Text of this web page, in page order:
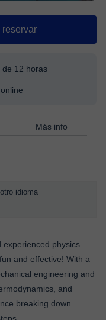
reservar
de 12 horas
Más info
idioma
experienced physics
and effective! With a
engineering and
and
breaking down